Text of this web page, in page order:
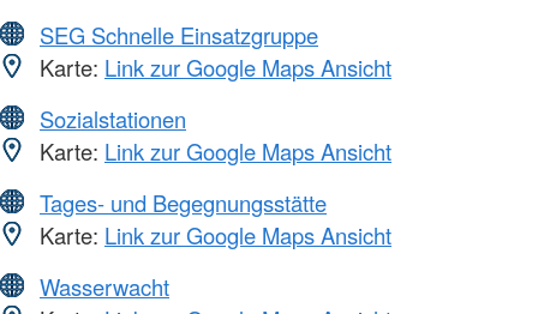
SEG Schnelle Einsatzgruppe
Karte: Link zur Google Maps Ansicht
Sozialstationen
Karte: Link zur Google Maps Ansicht
Tages- und Begegnungsstätte
Karte: Link zur Google Maps Ansicht
Wasserwacht